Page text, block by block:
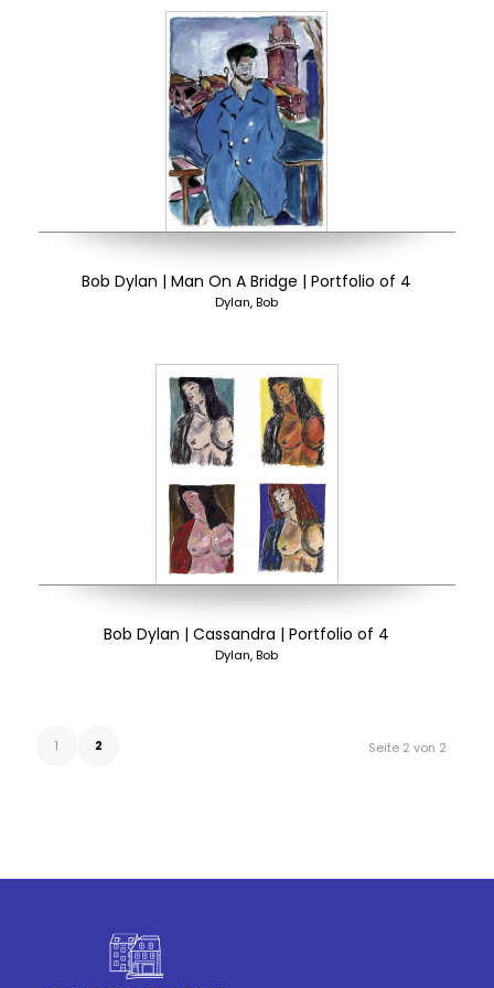
Bob Dylan | Man On A Bridge | Portfolio of 4
Dylan, Bob
Bob Dylan | Cassandra | Portfolio of 4
Dylan, Bob
Seite 2 von 2
1 2